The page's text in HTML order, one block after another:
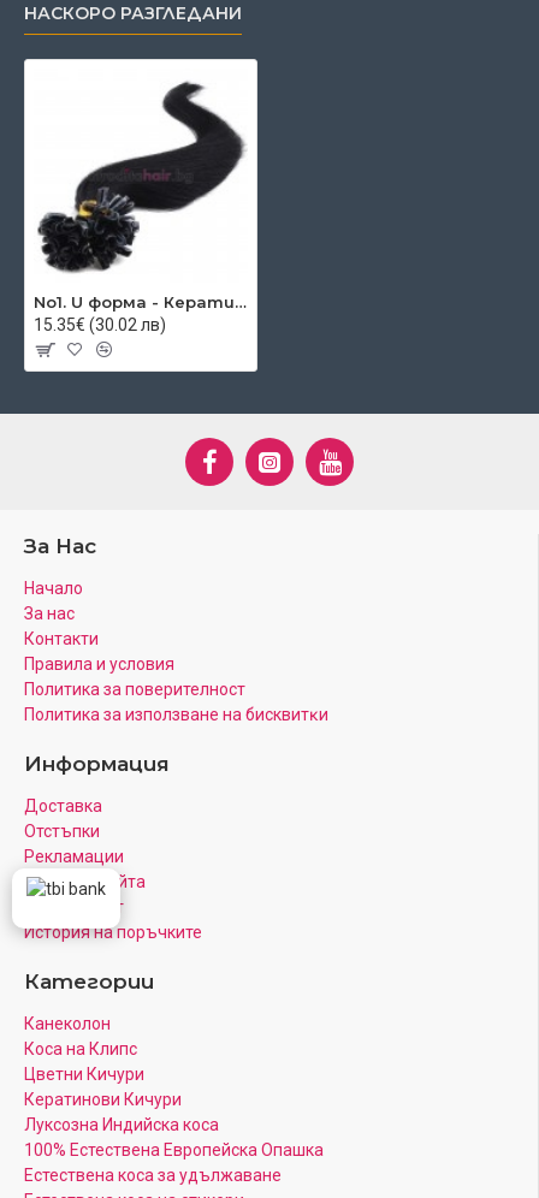
НАСКОРО РАЗГЛЕДАНИ
No1. U форма - Кератинови кичури
15.35€ (30.02 лв)
За Нас
Начало
За нас
Контакти
Правила и условия
Политика за поверителност
Πoлитика зa изпoлзвaнe нa бисквитĸи
Информация
Доставка
Отстъпки
Рекламации
Карта на Сайта
Моят акаунт
История на поръчките
Категории
Канеколон
Коса на Клипс
Цветни Кичури
Кератинови Кичури
Луксозна Индийска коса
100% Естествена Европейска Опашка
Естествена коса за удължаване